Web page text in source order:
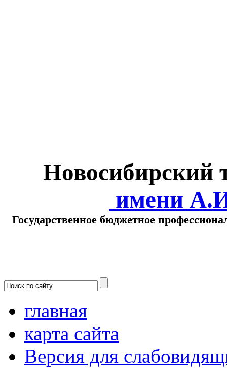
Новосибирский
имени
Государственное бюджетное
главная
карта сайта
Версия для